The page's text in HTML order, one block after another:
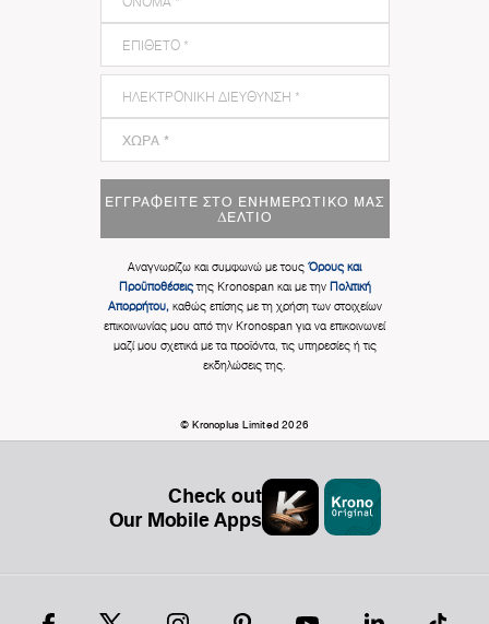
ΕΓΓΡΑΦΕΊΤΕ ΣΤΟ ΕΝΗΜΕΡΩΤΙΚΌ ΜΑΣ
ΔΕΛΤΊΟ
Αναγνωρίζω και συμφωνώ με τους Όρους και
Προϋποθέσειςτης Kronospan και με την Πολιτική
Απορρήτου,καθώς επίσης με τη χρήση των στοιχείων
επικοινωνίας μου από την Kronospan για να επικοινωνεί
μαζί μου σχετικά με τα προϊόντα, τις υπηρεσίες ή τις
εκδηλώσεις της.
© Kronoplus Limited 2026
Check out
Our Mobile Apps